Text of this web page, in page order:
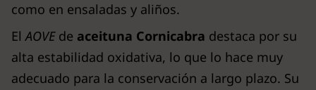
como en ensaladas y aliños.
ElAOVEde aceituna Cornicabra destaca por su
alta estabilidad oxidativa, lo que lo hace muy
adecuado para la conservación a largo plazo. Su